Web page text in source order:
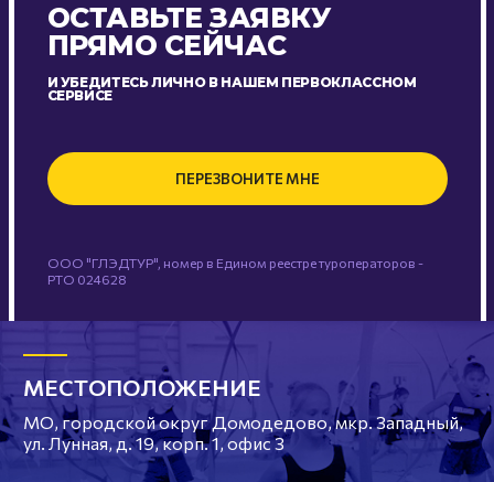
ОСТАВЬТЕ ЗАЯВКУ
ПРЯМО СЕЙЧАС
И УБЕДИТЕСЬ ЛИЧНО В НАШЕМ ПЕРВОКЛАССНОМ
СЕРВИСЕ
ПЕРЕЗВОНИТЕ МНЕ
ООО "ГЛЭДТУР", номер в Едином реестре туроператоров -
РТО 024628
МЕСТОПОЛОЖЕНИЕ
МО, городской округ Домодедово, мкр. Западный,
ул. Лунная, д. 19, корп. 1, офис 3